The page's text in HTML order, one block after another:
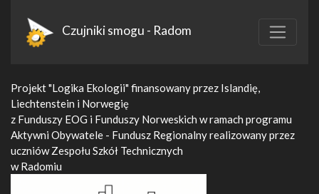
Czujniki smogu - Radom
Projekt "Logika Ekologii" finansowany przez Islandię,
Liechtenstein i Norwegię
z Funduszy EOG i Funduszy Norweskich w ramach programu
Aktywni Obywatele - Fundusz Regionalny realizowany przez
uczniów Zespołu Szkół Technicznych
w Radomiu